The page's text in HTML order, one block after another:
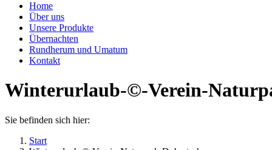
Home
Über uns
Unsere Produkte
Übernachten
Rundherum und Umatum
Kontakt
Winterurlaub-©-Verein-
Sie befinden sich hier:
Start